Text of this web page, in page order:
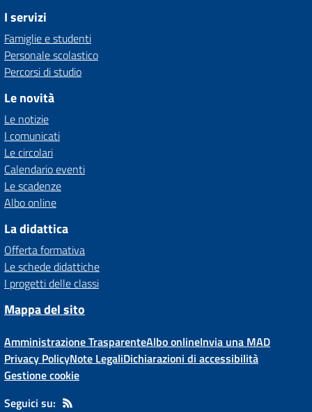
I servizi
Famiglie e studenti
Personale scolastico
Percorsi di studio
Le novità
Le notizie
I comunicati
Le circolari
Calendario eventi
Le scadenze
Albo online
La didattica
Offerta formativa
Le schede didattiche
I progetti delle classi
Mappa del sito
Amministrazione TrasparenteAlbo onlineInvia una MAD
Privacy PolicyNote LegaliDichiarazioni di accessibilità
Gestione cookie
Seguici su: